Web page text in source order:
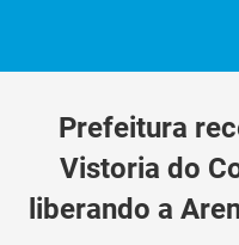
Prefeitura
Vistoria do
liberando a